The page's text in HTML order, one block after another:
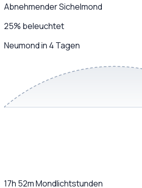
Abnehmender Sichelmond
25% beleuchtet
Neumond in 4 Tagen
17h 52mMondlichtstunden